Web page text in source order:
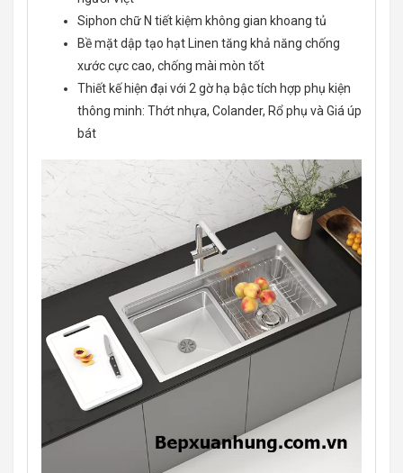
Siphon chữ N tiết kiệm không gian khoang tủ
Bề mặt dập tạo hạt Linen tăng khả năng chống
xước cực cao, chống mài mòn tốt
Thiết kế hiện đại với 2 gờ hạ bậc tích hợp phụ kiện
thông minh: Thớt nhựa, Colander, Rổ phụ và Giá úp
bát